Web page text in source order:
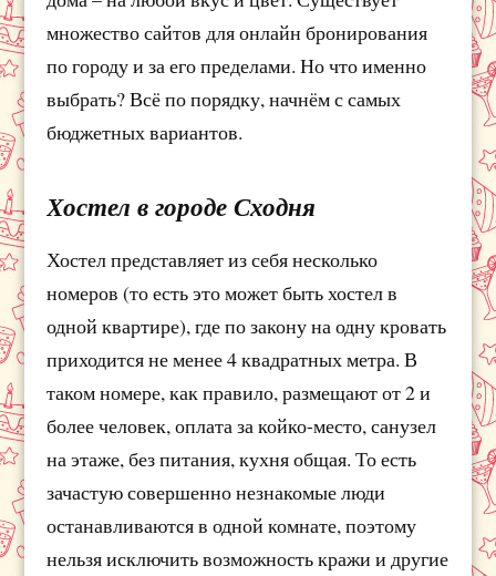
множество сайтов для онлайн бронирования
по городу и за его пределами. Но что именно
выбрать? Всё по порядку, начнём с самых
бюджетных вариантов.
Хостел в городе Сходня
Хостел представляет из себя несколько
номеров (то есть это может быть хостел в
одной квартире), где по закону на одну кровать
приходится не менее 4 квадратных метра. В
таком номере, как правило, размещают от 2 и
более человек, оплата за койко-место, санузел
на этаже, без питания, кухня общая. То есть
зачастую совершенно незнакомые люди
останавливаются в одной комнате, поэтому
нельзя исключить возможность кражи и другие